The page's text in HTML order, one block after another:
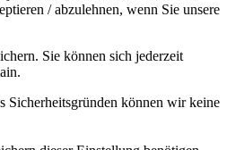
/ abzulehnen, wenn Sie unsere
Sie können sich jederzeit
Sicherheitsgründen können wir keine